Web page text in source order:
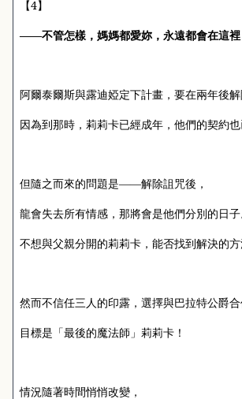
【4】
——不管怎樣，媽媽都愛妳，永遠都會在這裡
阿爾泰爾斯與露迪婭定下計畫，要在兩年後解
因為到那時，莉莉卡已經成年，他們的契約也
但隨之而來的問題是——解除詛咒後，
龍會失去所有情感，那將會是他們分別的日子
不想與父親分開的莉莉卡，能否找到解決的方
然而不信任三人的印露，選擇與巴拉特公爵合
目標是「最後的魔法師」莉莉卡！
情況隨著時間悄悄改變，